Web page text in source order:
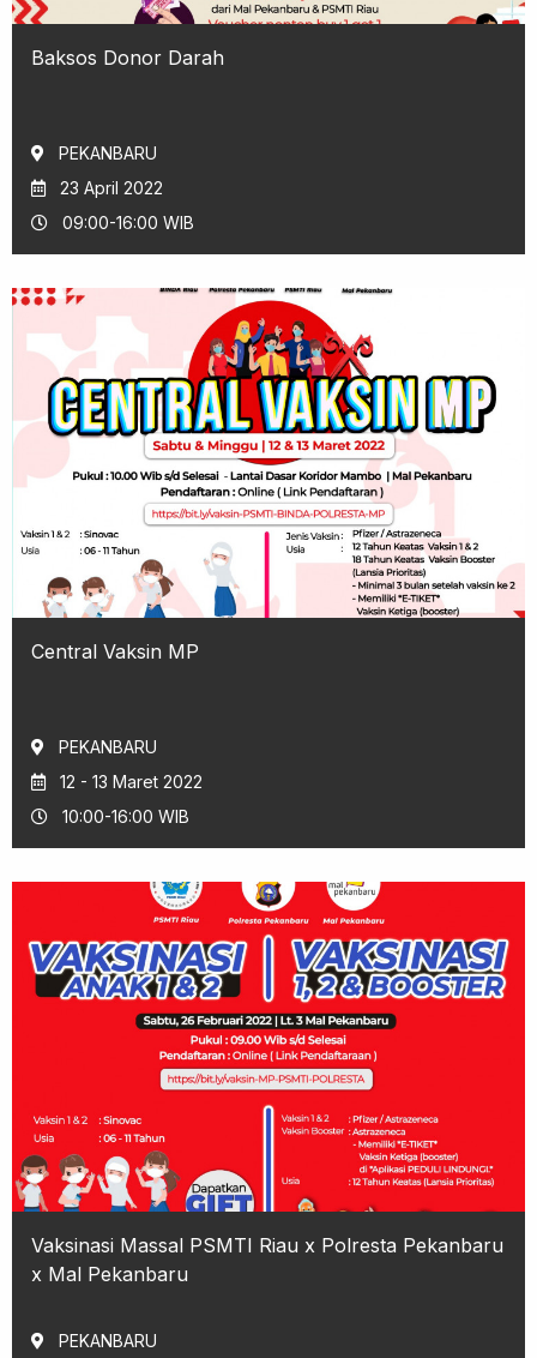
Baksos Donor Darah
PEKANBARU
23 April 2022
09:00-16:00 WIB
Central Vaksin MP
PEKANBARU
12 - 13 Maret 2022
10:00-16:00 WIB
Vaksinasi Massal PSMTI Riau x Polresta Pekanbaru
x Mal Pekanbaru
PEKANBARU